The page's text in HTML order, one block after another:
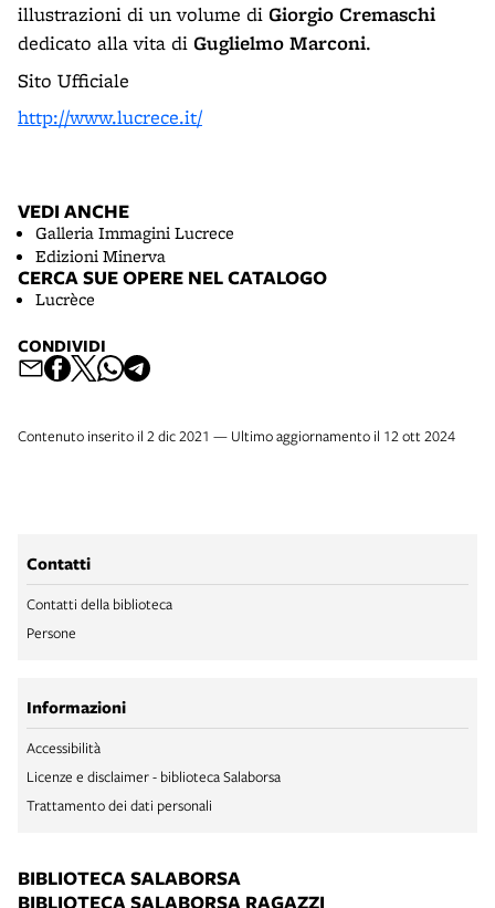
illustrazioni di un volume di Giorgio Cremaschi
dedicato alla vita di Guglielmo Marconi.
Sito Ufficiale
http://www.lucrece.it/
VEDI ANCHE
Galleria Immagini Lucrece
Edizioni Minerva
CERCA SUE OPERE NEL CATALOGO
Lucrèce
CONDIVIDI
Contenuto inserito il 2 dic 2021 — Ultimo aggiornamento il 12 ott 2024
Contatti
Contatti della biblioteca
Persone
Informazioni
Accessibilità
Licenze e disclaimer - biblioteca Salaborsa
Trattamento dei dati personali
BIBLIOTECA SALABORSA
BIBLIOTECA SALABORSA RAGAZZI